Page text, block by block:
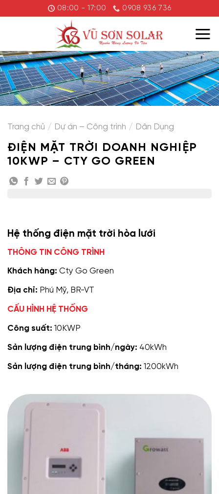
đến
08:00 - 17:00 0908 936 736
Trang chủ / Dự án – Công trình / Dân Dụng
ĐIỆN MẶT TRỜI DOANH NGHIỆP
10KWP – CTY GO GREEN
Hệ thống điện mặt trời hòa lưới
THÔNG TIN CÔNG TRÌNH
Khách hàng: Cty Go Green
Địa chỉ: Phú Mỹ, BR-VT
CẤU HÌNH HỆ THỐNG
Công suất: 10KWP
Sản lượng điện trung bình/ngày: 40kWh
Sản lượng điện trung bình/tháng: 1200kWh